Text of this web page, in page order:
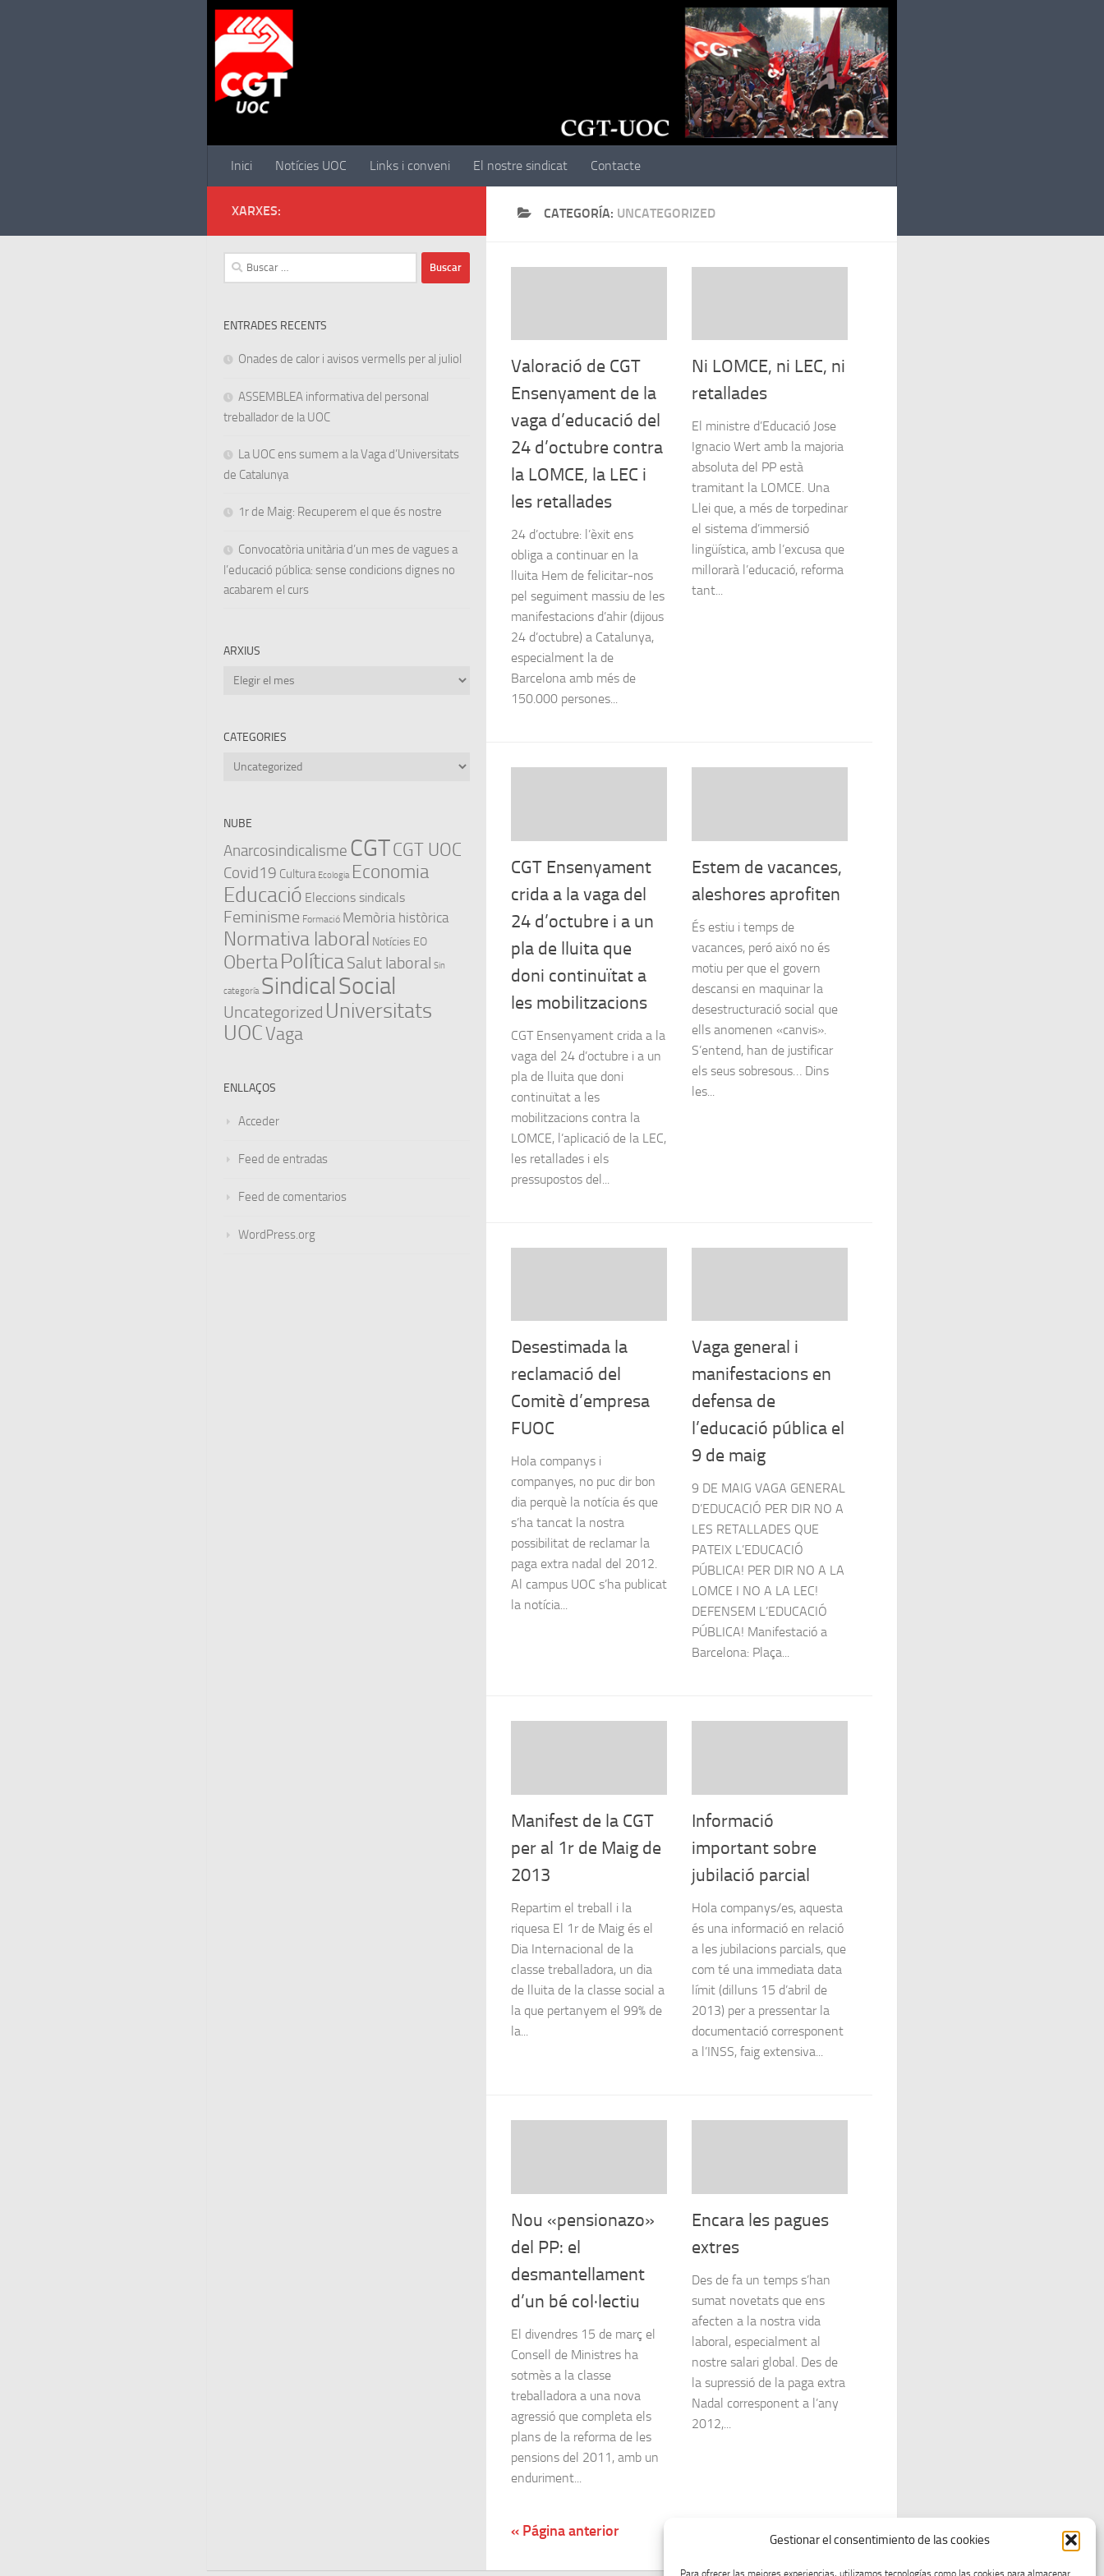
Gestionar el consentimiento de las cookies
Para ofrecer las mejores experiencias, utilizamos tecnologías como las cookies para almacenar
Inici Notícies UOC Links i conveni El nostre sindicat Contacte
CATEGORÍA: UNCATEGORIZED
Valoració de CGT
Ensenyament de la
vaga d’educació del
24 d’octubre contra
la LOMCE, la LEC i
les retallades
24 d’octubre: l’èxit ens
obliga a continuar en la
lluita Hem de felicitar-nos
pel seguiment massiu de les
manifestacions d’ahir (dijous
24 d’octubre) a Catalunya,
especialment la de
Barcelona amb més de
150.000 persones...
Ni LOMCE, ni LEC, ni
retallades
El ministre d’Educació Jose
Ignacio Wert amb la majoria
absoluta del PP està
tramitant la LOMCE. Una
Llei que, a més de torpedinar
el sistema d’immersió
lingüística, amb l’excusa que
millorarà l’educació, reforma
tant...
CGT Ensenyament
crida a la vaga del
24 d’octubre i a un
pla de lluita que
doni continuïtat a
les mobilitzacions
CGT Ensenyament crida a la
vaga del 24 d’octubre i a un
pla de lluita que doni
continuïtat a les
mobilitzacions contra la
LOMCE, l’aplicació de la LEC,
les retallades i els
pressupostos del...
Estem de vacances,
aleshores aprofiten
És estiu i temps de
vacances, peró aixó no és
motiu per que el govern
descansi en maquinar la
desestructuració social que
ells anomenen «canvis».
S’entend, han de justificar
els seus sobresous… Dins
les...
Desestimada la
reclamació del
Comitè d’empresa
FUOC
Hola companys i
companyes, no puc dir bon
dia perquè la notícia és que
s’ha tancat la nostra
possibilitat de reclamar la
paga extra nadal del 2012.
Al campus UOC s’ha publicat
la notícia...
Vaga general i
manifestacions en
defensa de
l’educació pública el
9 de maig
9 DE MAIG VAGA GENERAL
D’EDUCACIÓ PER DIR NO A
LES RETALLADES QUE
PATEIX L’EDUCACIÓ
PÚBLICA! PER DIR NO A LA
LOMCE I NO A LA LEC!
DEFENSEM L’EDUCACIÓ
PÚBLICA! Manifestació a
Barcelona: Plaça...
Manifest de la CGT
per al 1r de Maig de
2013
Repartim el treball i la
riquesa El 1r de Maig és el
Dia Internacional de la
classe treballadora, un dia
de lluita de la classe social a
la que pertanyem el 99% de
la...
Informació
important sobre
jubilació parcial
Hola companys/es, aquesta
és una informació en relació
a les jubilacions parcials, que
com té una immediata data
límit (dilluns 15 d’abril de
2013) per a pressentar la
documentació corresponent
a l’INSS, faig extensiva...
Nou «pensionazo»
del PP: el
desmantellament
d’un bé col·lectiu
El divendres 15 de març el
Consell de Ministres ha
sotmès a la classe
treballadora a una nova
agressió que completa els
plans de la reforma de les
pensions del 2011, amb un
enduriment...
Encara les pagues
extres
Des de fa un temps s’han
sumat novetats que ens
afecten a la nostra vida
laboral, especialment al
nostre salari global. Des de
la supressió de la paga extra
Nadal corresponent a l’any
2012,...
« Página anterior Página siguiente »
XARXES:
Buscar:
ENTRADES RECENTS
Onades de calor i avisos vermells per al juliol
ASSEMBLEA informativa del personal
treballador de la UOC
La UOC ens sumem a la Vaga d’Universitats
de Catalunya
1r de Maig: Recuperem el que és nostre
Convocatòria unitària d’un mes de vagues a
l’educació pública: sense condicions dignes no
acabarem el curs
ARXIUS
Arxius
CATEGORIES
Categories
NUBE
Anarcosindicalisme CGTCGT UOC
Covid19 Cultura Ecologia Economia
Educació Eleccions sindicals
Feminisme Formació Memòria històrica
Normativa laboral Notícies EO
ObertaPolíticaSalut laboral Sin
categoría SindicalSocial
Uncategorized Universitats
UOCVaga
ENLLAÇOS
Acceder
Feed de entradas
Feed de comentarios
WordPress.org